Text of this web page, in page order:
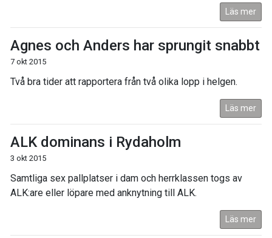
Läs mer
Agnes och Anders har sprungit snabbt
7 okt 2015
Två bra tider att rapportera från två olika lopp i helgen.
Läs mer
ALK dominans i Rydaholm
3 okt 2015
Samtliga sex pallplatser i dam och herrklassen togs av
ALK:are eller löpare med anknytning till ALK.
Läs mer